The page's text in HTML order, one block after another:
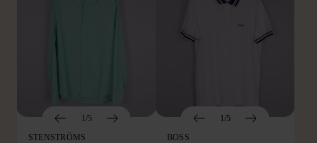
1/5
STENSTRÖMS
1/5
BOSS